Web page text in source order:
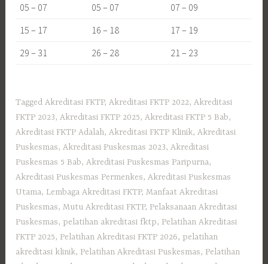
05 – 07
05 – 07
07 – 09
15 – 17
16 – 18
17 – 19
29 – 31
26 – 28 21 – 23
TaggedAkreditasi FKTP,Akreditasi FKTP 2022,Akreditasi
FKTP 2023,Akreditasi FKTP 2025,Akreditasi FKTP 5 Bab,
Akreditasi FKTP Adalah,Akreditasi FKTP Klinik,Akreditasi
Puskesmas,Akreditasi Puskesmas 2023,Akreditasi
Puskesmas 5 Bab,Akreditasi Puskesmas Paripurna,
Akreditasi Puskesmas Permenkes,Akreditasi Puskesmas
Utama, Lembaga Akreditasi FKTP,Manfaat Akreditasi
Puskesmas,Mutu Akreditasi FKTP, Pelaksanaan Akreditasi
Puskesmas, pelatihan akreditasi fktp, Pelatihan Akreditasi
FKTP 2025, Pelatihan Akreditasi FKTP 2026, pelatihan
akreditasi klinik, Pelatihan Akreditasi Puskesmas, Pelatihan